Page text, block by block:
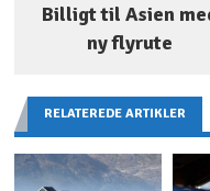
Billigt til Asien
ny flyrute
RELATEREDE ARTIKLER